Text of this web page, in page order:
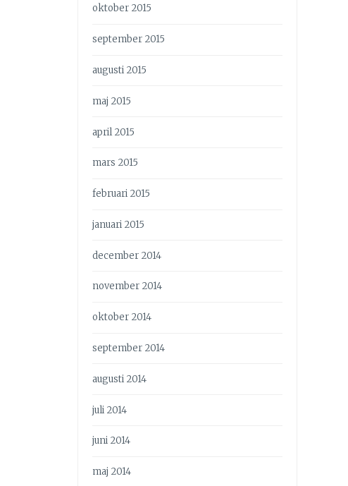
oktober 2015
september 2015
augusti 2015
maj 2015
april 2015
mars 2015
februari 2015
januari 2015
december 2014
november 2014
oktober 2014
september 2014
augusti 2014
juli 2014
juni 2014
maj 2014